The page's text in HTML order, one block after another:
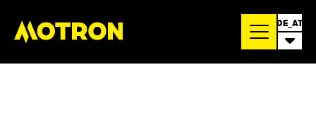
DE_AT